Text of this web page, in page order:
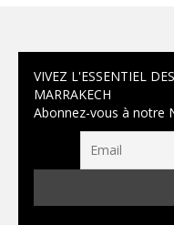
VIVEZ L'ESSENTIEL
MARRAKECH
Abonnez-vous à notre